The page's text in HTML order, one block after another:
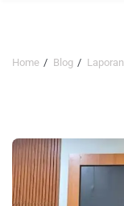
Home Blog